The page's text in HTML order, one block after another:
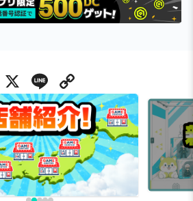
X Line